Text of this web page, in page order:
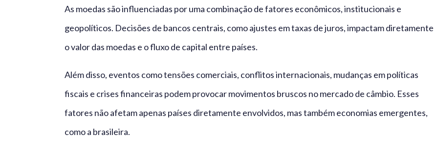
As moedas são influenciadas por uma combinação de fatores econômicos, institucionais e
geopolíticos. Decisões de bancos centrais, como ajustes em taxas de juros, impactam diretamente
o valor das moedas e o fluxo de capital entre países.
Além disso, eventos como tensões comerciais, conflitos internacionais, mudanças em políticas
fiscais e crises financeiras podem provocar movimentos bruscos no mercado de câmbio. Esses
fatores não afetam apenas países diretamente envolvidos, mas também economias emergentes,
como a brasileira.